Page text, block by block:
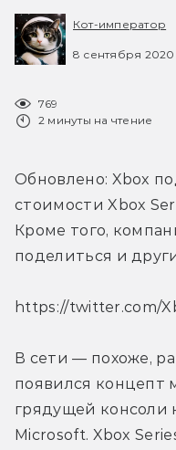
Кот-император
8 сентября 2020
769
2 минуты на чтение
Обновлено: Xbox
стоимости Xbox
Кроме того,
поделиться и
https://twitter.com/
В сети — похоже,
появился концепт
грядущей консоли
Microsoft. Xbox